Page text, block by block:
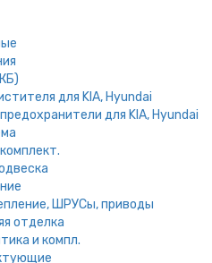
для KIA, Hyundai
для KIA, Hyundai
ШРУСы, приводы
отделка
и компл.